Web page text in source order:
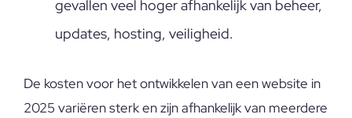
gevallen veel hoger afhankelijk van beheer,
updates, hosting, veiligheid.
De kosten voor het ontwikkelen van een website in
2025 variëren sterk en zijn afhankelijk van meerdere